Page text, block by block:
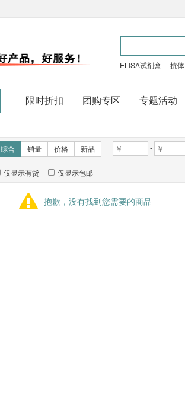
ELISA试剂盒 抗体
限时折扣 团购专区 专题活动
综合 销量 价格 新品 -
仅显示有货 仅显示包邮
抱歉，没有找到您需要的商品